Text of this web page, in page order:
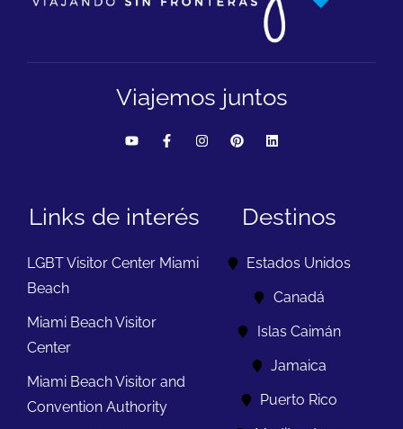
Viajemos juntos
Links de interés
LGBT Visitor Center Miami
Beach
Miami Beach Visitor
Center
Miami Beach Visitor and
Convention Authority
Destinos
Estados Unidos
Canadá
Islas Caimán
Jamaica
Puerto Rico